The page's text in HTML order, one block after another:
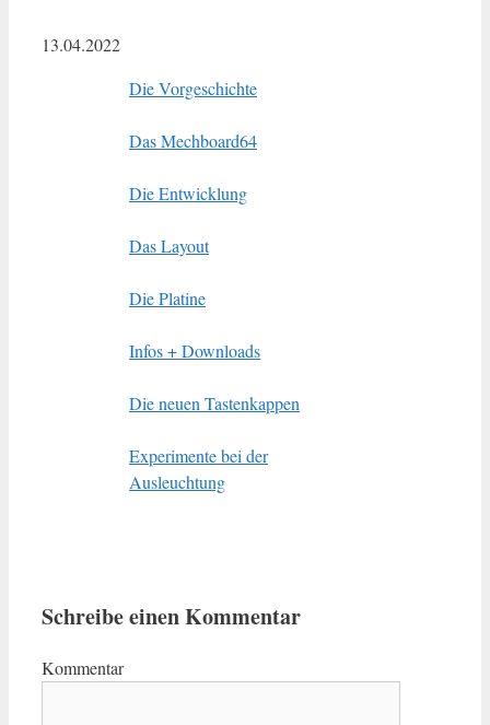
13.04.2022
Die Vorgeschichte
Das Mechboard64
Die Entwicklung
Das Layout
Die Platine
Infos + Downloads
Die neuen Tastenkappen
Experimente bei der
Ausleuchtung
Schreibe einen Kommentar
Kommentar